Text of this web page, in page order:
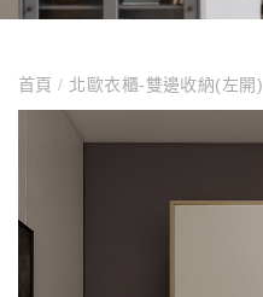
首頁/ 北歐衣櫃-雙邊收納(左開)